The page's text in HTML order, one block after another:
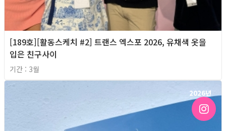
[189호][활동스케치 #2] 트랜스 엑스포 2026, 유채색 옷을
입은 친구사이
기간 : 3월
2026년